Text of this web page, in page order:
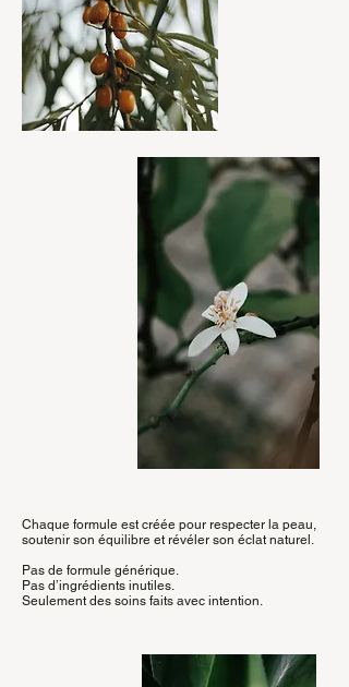
Chaque formule est créée pour respecter la peau,
soutenir son équilibre et révéler son éclat naturel.
Pas de formule générique.
Pas d’ingrédients inutiles.
Seulement des soins faits avec intention.